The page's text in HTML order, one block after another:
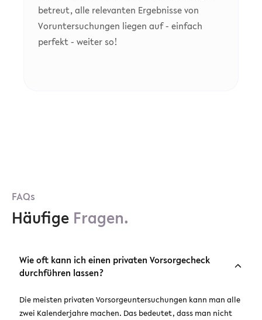
betreut, alle relevanten Ergebnisse von
Voruntersuchungen liegen auf - einfach
perfekt - weiter so!
FAQs
Häufige Fragen.
Wie oft kann ich einen privaten Vorsorgecheck
durchführen lassen?
Die meisten privaten Vorsorgeuntersuchungen kann man alle
zwei Kalenderjahre machen. Das bedeutet, dass man nicht